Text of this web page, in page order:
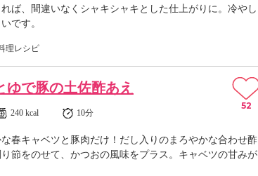
ば、間違いなくシャキシャキとした仕上がりに。冷やし
です。
理レシピ
ゆで豚の土佐酢あえ
240 kcal 10分
春キャベツと豚肉だけ！だし入りのまろやかな合わせ酢
節をのせて、かつおの風味をプラス。キャベツの甘みが
52